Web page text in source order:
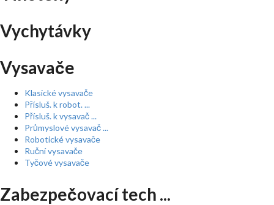
Vychytávky
Vysavače
Klasické vysavače
Přísluš. k robot. ...
Přísluš. k vysavač ...
Průmyslové vysavač ...
Robotické vysavače
Ruční vysavače
Tyčové vysavače
Zabezpečovací tech ...